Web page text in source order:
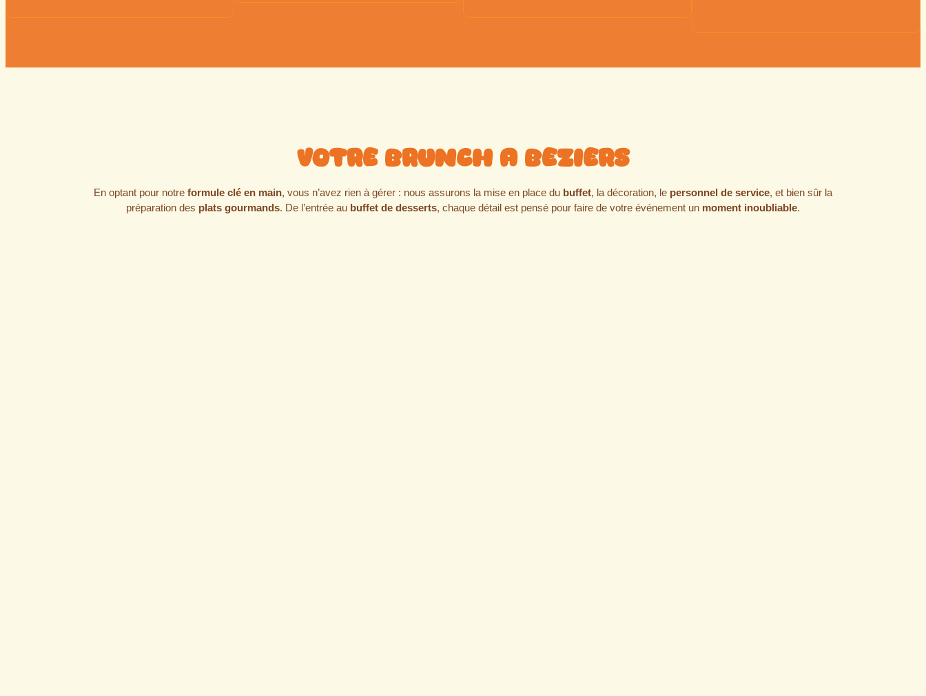
Votre brunch a beziers
En optant pour notre formule clé en main, vous n’avez rien à gérer : nous assurons la mise en place du buffet, la décoration, le personnel de service, et bien sûr la
préparation des plats gourmands. De l’entrée au buffet de desserts, chaque détail est pensé pour faire de votre événement un moment inoubliable.